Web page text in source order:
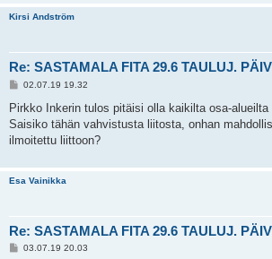
Kirsi Andström
Re: SASTAMALA FITA 29.6 TAULUJ.
V
e
t
i
02.07.19 19.32
Pirkko Inkerin tulos pitäisi olla kaikilta osa-alueilta
Saisiko tähän vahvistusta liitosta, onhan
ilmoitettu liittoon?
Esa Vainikka
Re: SASTAMALA FITA 29.6 TAULUJ.
V03.07.19 20.03